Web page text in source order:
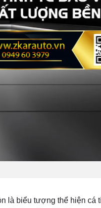
là biểu tượng thể hiện cá